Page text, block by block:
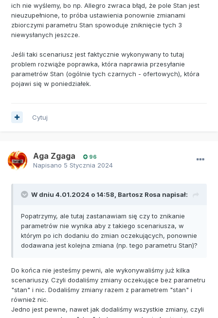
ich nie wyślemy, bo np. Allegro zwraca błąd, że pole Stan jest
nieuzupełnione, to próba ustawienia ponownie zmianami
zbiorczymi parametru Stan spowoduje zniknięcie tych 3
niewysłanych jeszcze.
Jeśli taki scenariusz jest faktycznie wykonywany to tutaj
problem rozwiąże poprawka, która naprawia przesyłanie
parametrów Stan (ogólnie tych czarnych - ofertowych), która
pojawi się w poniedziałek.
Cytuj
Aga Zgaga 96
Napisano 5 Stycznia 2024
W dniu 4.01.2024 o 14:58, Bartosz Rosa napisał:
Popatrzymy, ale tutaj zastanawiam się czy to znikanie
parametrów nie wynika aby z takiego scenariusza, w
którym po ich dodaniu do zmian oczekujących, ponownie
dodawana jest kolejna zmiana (np. tego parametru Stan)?
Do końca nie jesteśmy pewni, ale wykonywaliśmy już kilka
scenariuszy. Czyli dodaliśmy zmiany oczekujące bez parametru
"stan" i nic. Dodaliśmy zmiany razem z parametrem "stan" i
również nic.
Jedno jest pewne, nawet jak dodaliśmy wszystkie zmiany, czyli